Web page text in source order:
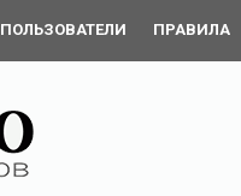
ПОЛЬЗОВАТЕЛИ ПРАВИЛА